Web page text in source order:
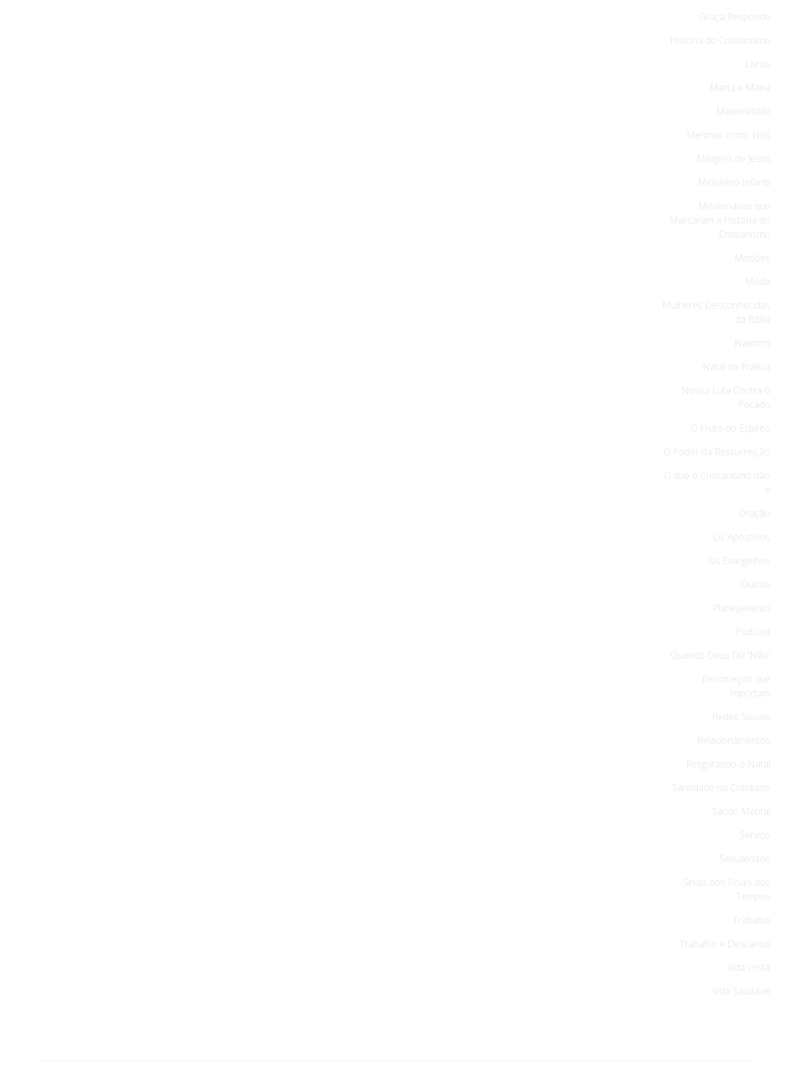
Graça Responde
História do Cristianismo
Livros
Marta e Maria
Maternidade
Meninas como Nós
Milagres de Jesus
Ministério Infantil
Missionárias que
Marcaram a História do
Cristianismo
Missões
Moda
Mulheres Desconhecidas
da Bíblia
Namoro
Natal na Prática
Nossa Luta Contra o
Pecado
O Fruto do Espírito
O Poder da Ressurreição
O que o Cristianismo não
é
Oração
Os Apóstolos
Os Evangelhos
Outros
Planejamento
Podcast
Quando Deus Diz 'Não'
Recomeços que
Importam
Redes Sociais
Relacionamentos
Resgatando o Natal
Santidade no Cotidiano
Saúde Mental
Serviço
Sexualidade
Sinais dos Finais dos
Tempos
Trabalho
Trabalho e Descanso
Vida cristã
Vida Saudável